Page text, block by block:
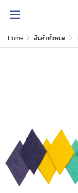
Home สินค้าทั้งหมด